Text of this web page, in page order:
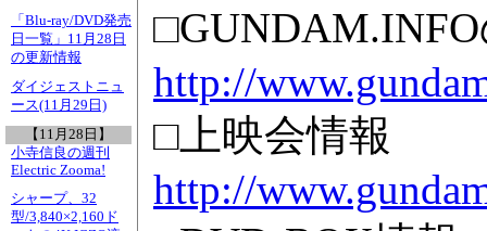
「Blu-ray/DVD発売
日一覧」11月28日
の更新情報
ダイジェストニュ
ース(11月29日)
【11月28日】
小寺信良の週刊
Electric Zooma!
シャープ、32
型/3,840×2,160ド
http://
□上映会情報
http://